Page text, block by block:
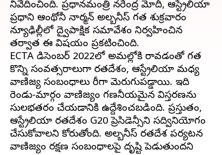
నివేదించింది. ప్రధానమంత్రి నరేంద్ర మోదీ, ఆస్ట్రేలియా
ప్రధాని ఆంథోనీ నార్మన్ అల్బనీస్ గత శుక్రవారం
న్యూఢిల్లీలో ద్వైపాక్షిక సమావేశం నిర్వహించిన
తర్వాత ఈ విషయం ప్రకటించింది.
ECTA డిసెంబర్ 2022లో అమల్లోకి రావడంతో గత
కొన్ని సంవత్సరాలుగా భారతదేశం, ఆస్ట్రేలియా మధ్య
వాణిజ్య సంబంధాలు భారీగా మెరుగుపడ్డాయి. ఇది
రెండు-మార్గం వాణిజ్యం గణనీయమైన విస్తరణను
సులభతరం చేయడానికి ఉద్దేశించబడింది. ప్రస్తుతం,
ఆస్ట్రేలియా భారతదేశం G20 ప్రెసిడెన్సీని సద్వినియోగం
చేసుకోవాలని కోరుతోంది. అల్బనీస్ భారతదేశ పర్యటన
వాణిజ్యం రక్షణ సంబంధాలపై దృష్టి పెడుతుందని